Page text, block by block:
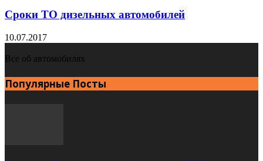
Сроки ТО дизельных автомобилей
10.07.2017
Все об автомобилях
Популярные Посты